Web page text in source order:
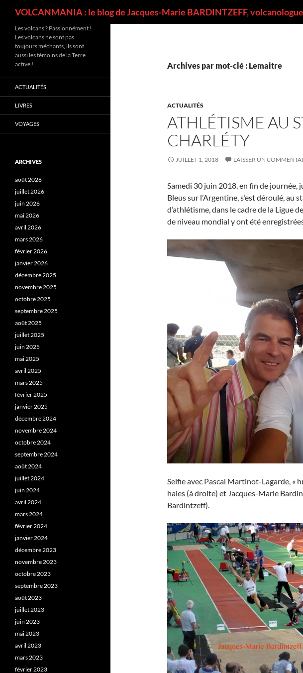
VOLCANMANIA : le blog de Jacques-Marie BARDINTZEFF, volcanologue
Archives par mot-clé : Lemaitre
ACTUALITÉS
ATHLÉTISME AU
CHARLÉTY
JUILLET 1, 2018 LAISSER UN
Samedi 30 juin 2018, en fin de journée,
Bleus sur l’Argentine, s’est déroulé, au
d’athlétisme, dans le cadre de la Ligue
de niveau mondial y ont été
Selfie avec Pascal Martinot-Lagarde, «
haies (à droite) et Jacques-Marie
Bardintzeff).
Les volcans ? Passionnément !
Les volcans ne sont pas
toujours méchants, ils sont
aussi les témoins de la Terre
active !
ACTUALITÉS
LIVRES
VOYAGES
ARCHIVES
août 2026
juillet 2026
juin 2026
mai 2026
avril 2026
mars 2026
février 2026
janvier 2026
décembre 2025
novembre 2025
octobre 2025
septembre 2025
août 2025
juillet 2025
juin 2025
mai 2025
avril 2025
mars 2025
février 2025
janvier 2025
décembre 2024
novembre 2024
octobre 2024
septembre 2024
août 2024
juillet 2024
juin 2024
avril 2024
mars 2024
février 2024
janvier 2024
décembre 2023
novembre 2023
octobre 2023
septembre 2023
août 2023
juillet 2023
juin 2023
mai 2023
avril 2023
mars 2023
février 2023